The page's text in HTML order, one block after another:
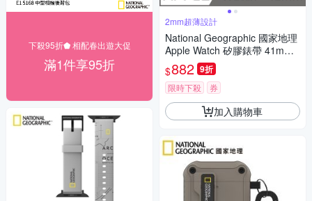
下殺95折⬟ 相配春出遊大促
滿1件享95折
2mm超薄設計
National Geographic 國家地理
Apple Watch 矽膠錶帶 41mm -
灰色
$882 9折
限時下殺 券
加入購物車